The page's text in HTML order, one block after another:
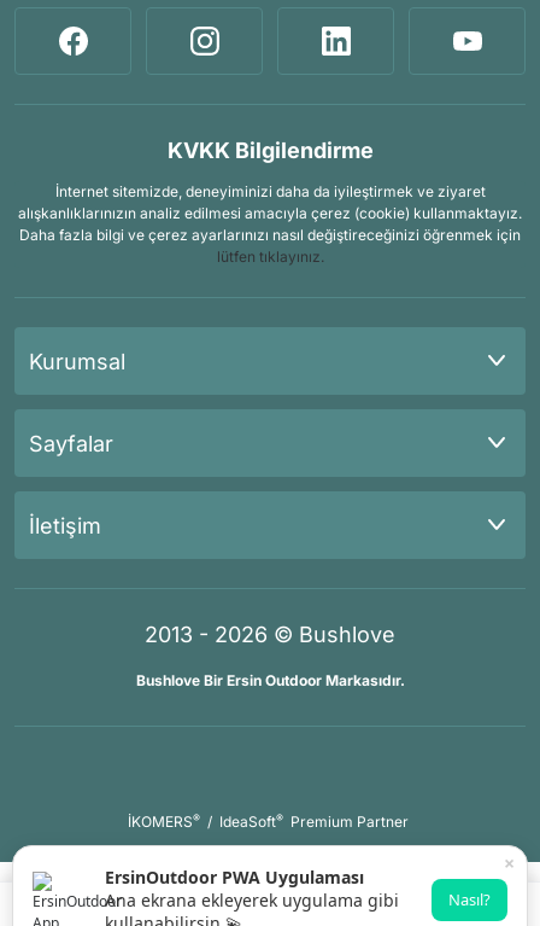
KVKK Bilgilendirme
İnternet sitemizde, deneyiminizi daha da iyileştirmek ve ziyaret
alışkanlıklarınızın analiz edilmesi amacıyla çerez (cookie) kullanmaktayız.
Daha fazla bilgi ve çerez ayarlarınızı nasıl değiştireceğinizi öğrenmek için
lütfen tıklayınız.
Kurumsal
Sayfalar
İletişim
2013 - 2026 © Bushlove
Bushlove Bir Ersin Outdoor Markasıdır.
İKOMERS® / IdeaSoft® Premium Partner
×
ErsinOutdoor PWA Uygulaması
Ana ekrana ekleyerek uygulama gibi
Nasıl?